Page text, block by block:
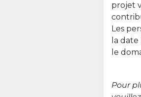
projet
Les
la
le
Pour